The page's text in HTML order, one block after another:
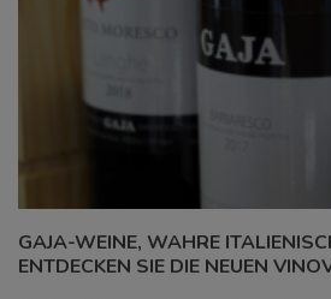
GAJA-WEINE, WAHRE
ENTDECKEN SIE DIE NEUEN